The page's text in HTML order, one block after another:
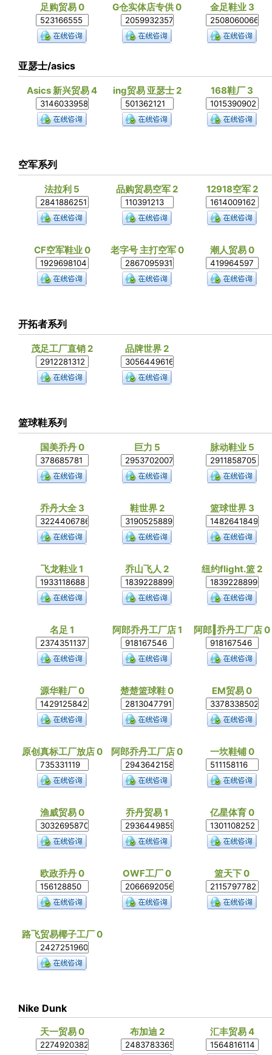
足购贸易 0 G仓实体店专供 0 金足鞋业 3
亚瑟士/asics
Asics 新兴贸易 4 ing贸易 亚瑟士 2 168鞋厂 3
空军系列
法拉利 5 品购贸易空军 2 12918空军 2
CF空军鞋业 0 老字号 主打空军 0 潮人贸易 0
开拓者系列
茂足工厂直销 2 品牌世界 2
篮球鞋系列
国美乔丹 0 巨力 5 脉动鞋业 5
乔丹大全 3 鞋世界 2 篮球世界 3
飞龙鞋业 1 乔山飞人 2 纽约flight.篮 2
名足 1 阿郎乔丹工厂店 1 阿郎‖乔丹工厂店 0
源华鞋厂 0 楚楚篮球鞋 0 EM贸易 0
原创真标工厂放店 0 阿郎乔丹工厂店 0 一坎鞋铺 0
渔威贸易 0 乔丹贸易 1 亿星体育 0
欧政乔丹 0 OWF工厂 0 篮天下 0
路飞贸易椰子工厂 0
Nike Dunk
天一贸易 0 布加迪 2 汇丰贸易 4